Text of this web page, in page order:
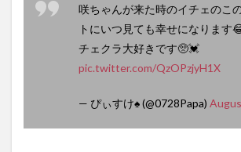
咲ちゃんが来た時のイチェのこ
トにいつ見ても幸せになります
チェクラ大好きです🥺💓
pic.twitter.com/QzOPzjyH1X
— ぴぃすけ♠ (@0728Papa)